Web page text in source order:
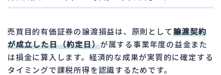
売買目的有価証券の譲渡損益は、原則として譲渡契約
が成立した日（約定日）が属する事業年度の益金また
は損金に算入します。経済的な成果が実質的に確定する
タイミングで課税所得を認識するためです。